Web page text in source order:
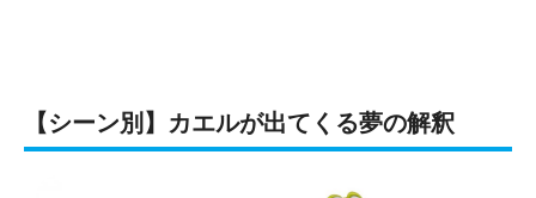
【シーン別】カエルが出てくる夢の解釈